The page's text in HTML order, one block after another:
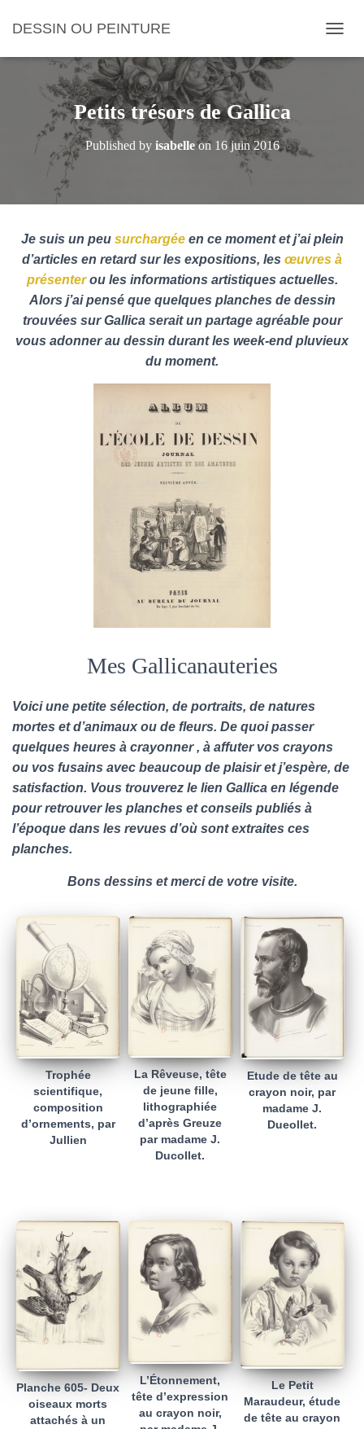
DESSIN OU PEINTURE
Petits trésors de Gallica
Published by isabelleon 16 juin 2016
Je suis un peusurchargéeen ce moment et j’ai plein
d’articles en retard sur les expositions, les œuvres à
présenterou les informations artistiques actuelles.
Alors j’ai pensé que quelques planches de dessin
trouvées sur Gallica serait un partage agréable pour
vous adonner au dessin durant les week-end pluvieux
du moment.
Mes Gallicanauteries
Voici une petite sélection, de portraits, de natures
mortes et d’animaux ou de fleurs. De quoi passer
quelques heures à crayonner , à affuter vos crayons
ou vos fusains avec beaucoup de plaisir et j’espère, de
satisfaction. Vous trouverez le lien Gallica en légende
pour retrouver les planches et conseils publiés à
l’époque dans les revues d’où sont extraites ces
planches.
Bons dessins et merci de votre visite.
Trophée
scientifique,
composition
d’ornements, par
Jullien
La Rêveuse, tête
de jeune fille,
lithographiée
d’après Greuze
par madame J.
Ducollet.
Etude de tête au
crayon noir, par
madame J.
Dueollet.
Planche 605- Deux
oiseaux morts
attachés à un
L’Étonnement,
tête d’expression
au crayon noir,
Le Petit
Maraudeur, étude
de tête au crayon